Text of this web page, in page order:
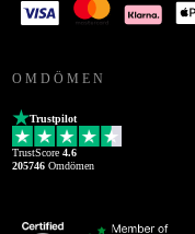
OMDÖMEN
Trustpilot
TrustScore 4.6
205746 Omdömen